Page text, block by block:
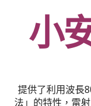
小
提供了利用波長
法」的特性，雷